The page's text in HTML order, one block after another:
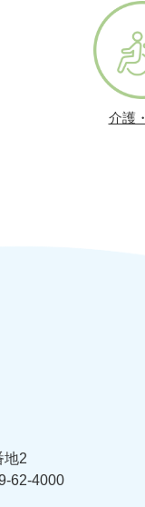
介護
地2
62-4000